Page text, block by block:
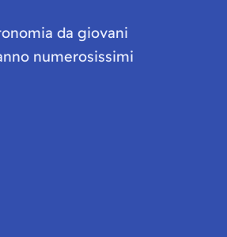
da giovani
numerosissimi